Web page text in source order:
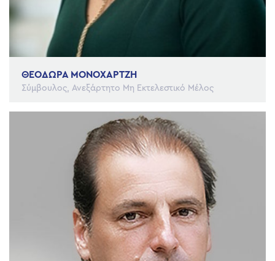
ΘΕΟΔΩΡΑ ΜΟΝΟΧΑΡΤΖΗ
Σύμβουλος, Ανεξάρτητο Μη Εκτελεστικό Μέλος